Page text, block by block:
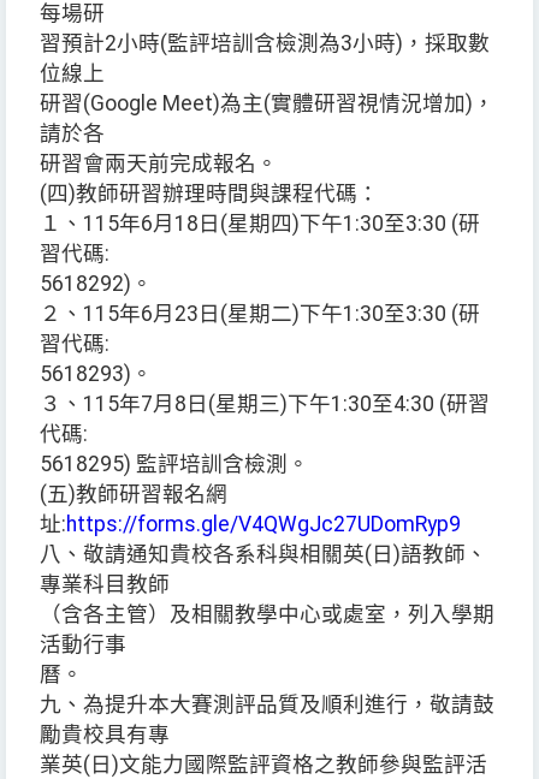
每場研
習預計2小時(監評培訓含檢測為3小時)，採取數
位線上
研習(Google Meet)為主(實體研習視情況增加)，
請於各
研習會兩天前完成報名。
(四)教師研習辦理時間與課程代碼：
１、115年6月18日(星期四)下午1:30至3:30 (研
習代碼:
5618292)。
２、115年6月23日(星期二)下午1:30至3:30 (研
習代碼:
5618293)。
３、115年7月8日(星期三)下午1:30至4:30 (研習
代碼:
5618295) 監評培訓含檢測。
(五)教師研習報名網
址:https://forms.gle/V4QWgJc27UDomRyp9
八、敬請通知貴校各系科與相關英(日)語教師、
專業科目教師
（含各主管）及相關教學中心或處室，列入學期
活動行事
曆。
九、為提升本大賽測評品質及順利進行，敬請鼓
勵貴校具有專
業英(日)文能力國際監評資格之教師參與監評活